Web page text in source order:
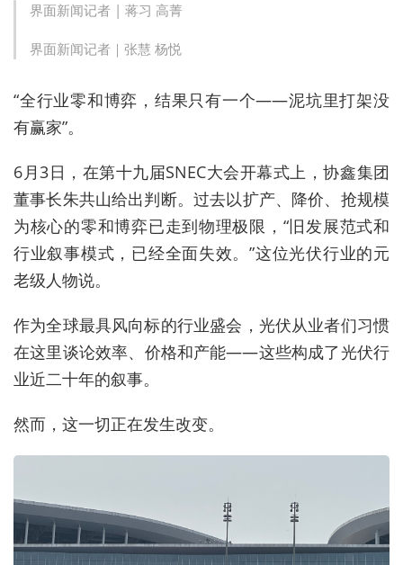
界面新闻记者 | 蒋习 高菁
界面新闻记者｜张慧 杨悦
“全行业零和博弈，结果只有一个——泥坑里打架没
有赢家”。
6月3日，在第十九届SNEC大会开幕式上，协鑫集团
董事长朱共山给出判断。过去以扩产、降价、抢规模
为核心的零和博弈已走到物理极限，“旧发展范式和
行业叙事模式，已经全面失效。”这位光伏行业的元
老级人物说。
作为全球最具风向标的行业盛会，光伏从业者们习惯
在这里谈论效率、价格和产能——这些构成了光伏行
业近二十年的叙事。
然而，这一切正在发生改变。